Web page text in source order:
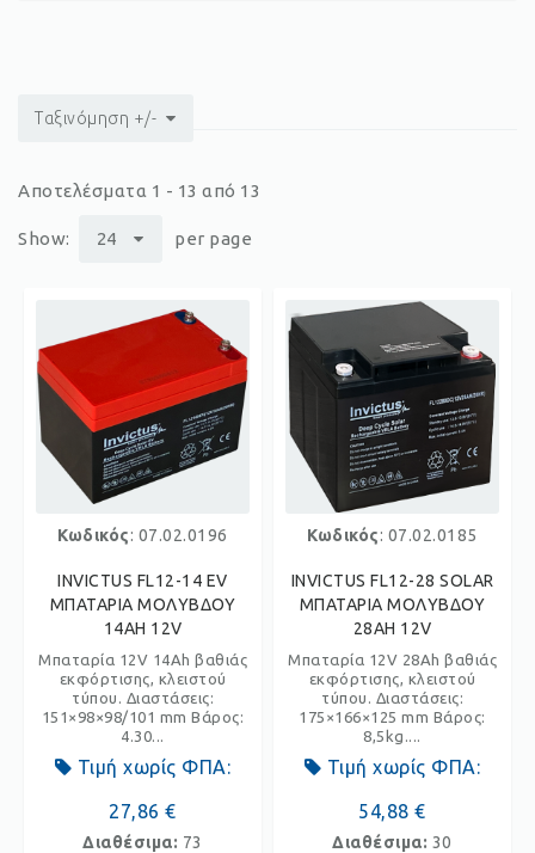
Ταξινόμηση +/-
Αποτελέσματα 1 - 13 από 13
Show: 24 per page
Κωδικός: 07.02.0196
INVICTUS FL12-14 EV
ΜΠΑΤΑΡΙΑ ΜΟΛΥΒΔΟΥ
14AH 12V
Μπαταρία 12V 14Ah βαθιάς
εκφόρτισης, κλειστού
τύπου. Διαστάσεις:
151×98×98/101 mm Βάρος:
4.30...
Τιμή χωρίς ΦΠΑ:
27,86 €
Διαθέσιμα: 73
Κωδικός: 07.02.0185
INVICTUS FL12-28 SOLAR
ΜΠΑΤΑΡΙΑ ΜΟΛΥΒΔΟΥ
28AH 12V
Μπαταρία 12V 28Ah βαθιάς
εκφόρτισης, κλειστού
τύπου. Διαστάσεις:
175×166×125 mm Βάρος:
8,5kg....
Τιμή χωρίς ΦΠΑ:
54,88 €
Διαθέσιμα: 30